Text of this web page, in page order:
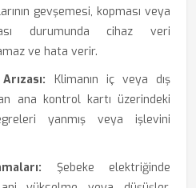
gevşemesi, kopması veya
durumunda cihaz veri
ve hata verir.
Klimanın iç veya dış
ana kontrol kartı üzerindeki
yanmış veya işlevini
Şebeke elektriğinde